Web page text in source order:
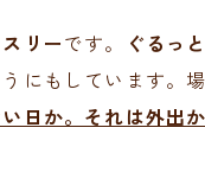
リーです。 ぐるっ
にもしています。
日か。それは外出